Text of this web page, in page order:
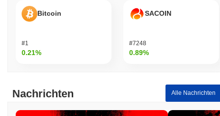
Bitcoin
#1
0.21%
SACOIN
#7248
0.89%
Nachrichten Alle Nachrichten